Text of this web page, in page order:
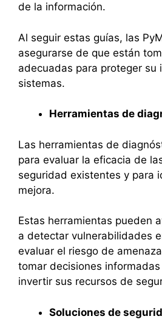
de la información.
Al seguir estas guías, las
asegurarse de que están
adecuadas para proteger su
sistemas.
Herramientas de
Las herramientas de
para evaluar la eficacia de
seguridad existentes y para
mejora.
Estas herramientas pueden
a detectar vulnerabilidades
evaluar el riesgo de
tomar decisiones
invertir sus recursos de
Soluciones de